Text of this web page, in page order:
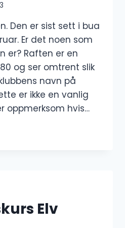
Den er sist sett i bua
Er det noen som
er? Raften er en
og ser omtrent slik
navn på
er ikke en vanlig
oppmerksom hvis…
Elv